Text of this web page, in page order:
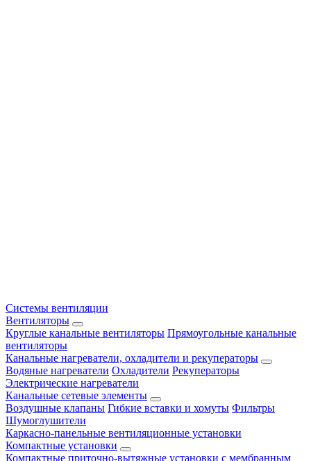
Системы вентиляции
Вентиляторы
Круглые канальные вентиляторы Прямоугольные канальные
вентиляторы
Канальные нагреватели, охладители и рекуператоры
Водяные нагреватели Охладители Рекуператоры
Электрические нагреватели
Канальные сетевые элементы
Воздушные клапаны Гибкие вставки и хомуты Фильтры
Шумоглушители
Каркасно-панельные вентиляционные установки
Компактные установки
Компактные приточно-вытяжные установки с мембранным